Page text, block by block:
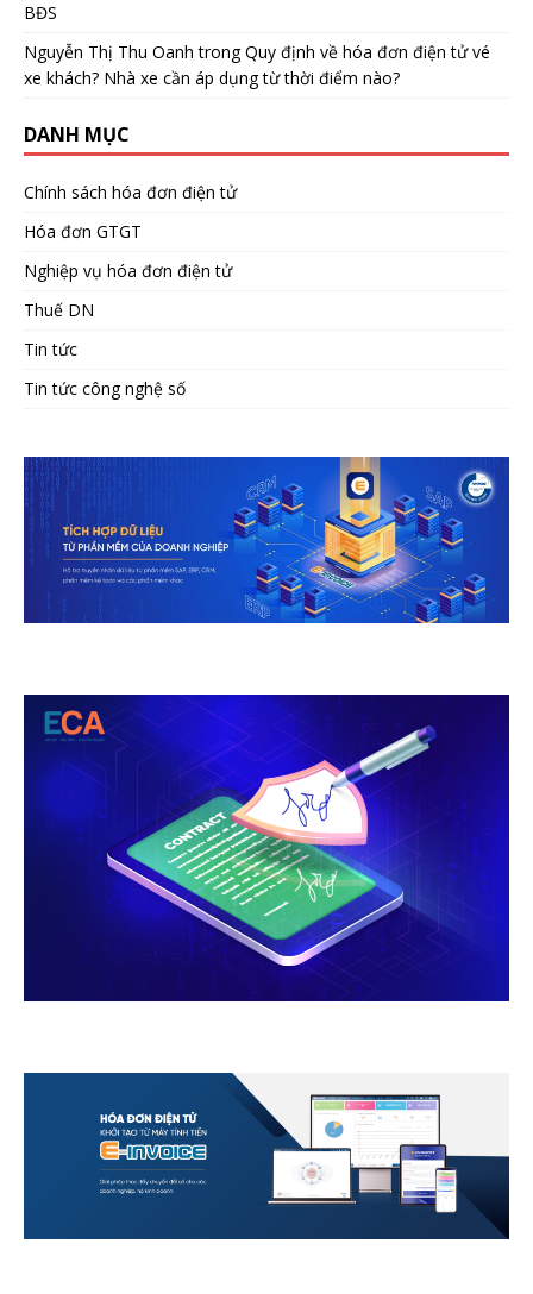
BĐS
Nguyễn Thị Thu Oanh trongQuy định về hóa đơn điện tử vé
xe khách? Nhà xe cần áp dụng từ thời điểm nào?
DANH MỤC
Chính sách hóa đơn điện tử
Hóa đơn GTGT
Nghiệp vụ hóa đơn điện tử
Thuế DN
Tin tức
Tin tức công nghệ số